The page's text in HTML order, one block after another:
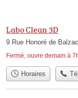
Labo Clean 3D
9 Rue Honoré de
Fermé, ouvre demain à
Horaires